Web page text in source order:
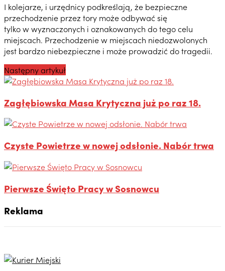
I kolejarze, i urzędnicy podkreślają, że bezpieczne
przechodzenie przez tory może odbywać się
tylko w wyznaczonych i oznakowanych do tego celu
miejscach. Przechodzenie w miejscach niedozwolonych
jest bardzo niebezpieczne i może prowadzić do tragedii.
Następny artykuł
Zagłębiowska Masa Krytyczna już po raz 18.
Czyste Powietrze w nowej odsłonie. Nabór trwa
Pierwsze Święto Pracy w Sosnowcu
Reklama